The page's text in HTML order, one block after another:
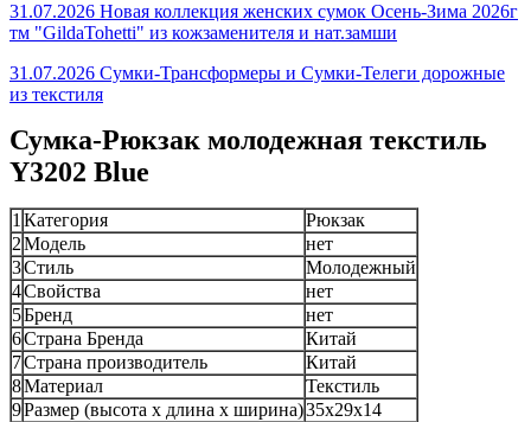
31.07.2026 Новая коллекция женских сумок Осень-Зима 2026г
тм "GildaTohetti" из кожзаменителя и нат.замши
31.07.2026 Сумки-Трансформеры и Сумки-Телеги дорожные
из текстиля
Сумка-Рюкзак молодежная текстиль
Y3202 Blue
1 Категория
Рюкзак
2Модель
нет
3Стиль
Молодежный
4Свойства
нет
5Бренд
нет
6Страна Бренда
Китай
7Страна производитель
Китай
8Материал
Текстиль
9Размер (высота х длина х ширина)35х29х14